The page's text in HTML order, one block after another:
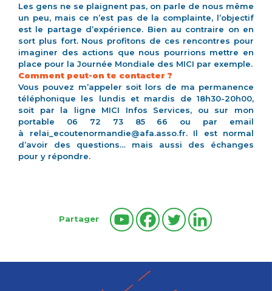
Les gens ne se plaignent pas, on parle de nous même
un peu, mais ce n’est pas de la complainte, l’objectif
est le partage d’expérience. Bien au contraire on en
sort plus fort. Nous profitons de ces rencontres pour
imaginer des actions que nous pourrions mettre en
place pour la Journée Mondiale des MICI par exemple.
Comment peut-on te contacter ?
Vous pouvez m’appeler soit lors de ma permanence
téléphonique les lundis et mardis de 18h30-20h00,
soit par la ligne MICI Infos Services, ou sur mon
portable 06 72 73 85 66 ou par email
à relai_ecoutenormandie@afa.asso.fr. Il est normal
d’avoir des questions… mais aussi des échanges
pour y répondre.
Partager